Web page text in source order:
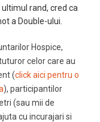
rand, cred ca
a Double-ului.
Hospice,
celor care au
(click aici pentru o
), participantilor
(sau mii de
cu incurajari si